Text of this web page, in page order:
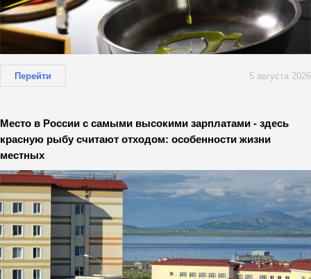
Перейти 5 августа 2026
Место в России с самыми высокими зарплатами - здесь
красную рыбу считают отходом: особенности жизни
местных